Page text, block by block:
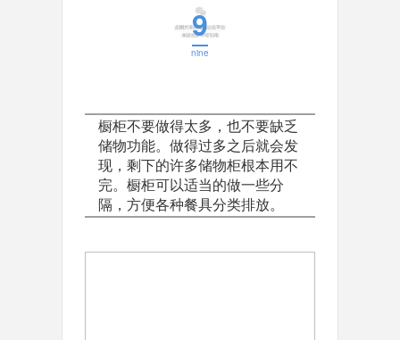
9
nine
橱柜不要做得太多，也不要缺乏
储物功能。做得过多之后就会发
现，剩下的许多储物柜根本用不
完。橱柜可以适当的做一些分
隔，方便各种餐具分类排放。